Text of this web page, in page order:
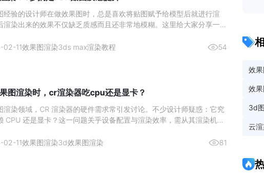
经验的设计师在做效果图时，总是喜欢将贴图赋予给模型后就进行渲
渲染出来的效果不仅缺乏质感而且还非常地模糊。这里给大家分享一个
升技巧1、 首先将准备好的贴图拖入贴图生成器中。2、 然后再点击上
02-11效果图渲染3ds max渲染教程 54
图渲染时，cr渲染器吃cpu还是显卡？
渲染领域，CR 渲染器的硬件需求常引发讨论。不少设计师疑惑：它究
CPU 还是显卡？这一问题关乎设备配置与渲染效率，需从其渲染机制
使用 CR 渲染器的设计师而言，硬件投入的优先级一直是关键问题。核
02-11效果图渲染3d效果图渲染 81
效
效
3d
云